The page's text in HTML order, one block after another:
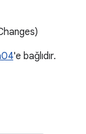
'e bağlıdır.